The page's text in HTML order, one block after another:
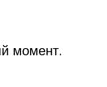
момент.